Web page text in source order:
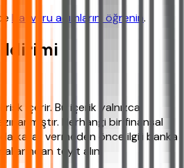
başvuru adımlarını öğrenin.
risk içerir. Bu içerik yalnızca
Herhangi bir finansal
karar vermeden önce ilgili banka
teyit alın.